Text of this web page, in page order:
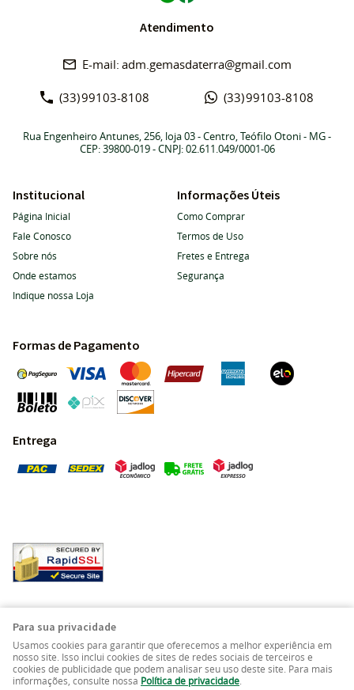
Atendimento
(33)99103-8108 (33)99103-8108
adm.gemasdaterra@gmail.com
Rua Engenheiro Antunes, 256, loja 03-Centro, Teófilo Otoni- MG-
CEP: 39800-019- CNPJ: 02.611.049/0001-06
Institucional
Página Inicial
Fale Conosco
Sobre nós
Onde estamos
Indique nossa Loja
Informações Úteis
Como Comprar
Termos de Uso
Fretes e Entrega
Segurança
Formas de Pagamento
Entrega
LOJA VIRTUAL CRIADA POR
Para sua privacidade
Usamos cookies para garantir que oferecemos a melhor experiência em
nosso site. Isso inclui cookies de sites de redes sociais de terceiros e
cookies de publicidade que podem analisar seu uso deste site. Para mais
informações, consulte nossa Política de privacidade